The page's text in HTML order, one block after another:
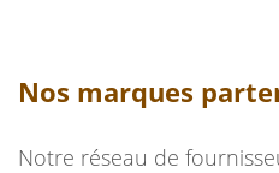
Nos marques
Notre réseau de